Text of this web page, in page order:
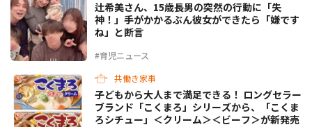
#育児ニュース
辻希美さん、15歳長男の突然の行動に「失
神！」手がかかるぶん彼女ができたら「嫌です
ね」と断言
共働き家事
子どもから大人まで満足できる！ ロングセラー
ブランド「こくまろ」シリーズから、「こくま
ろシチュー」＜クリーム＞＜ビーフ＞が新発売